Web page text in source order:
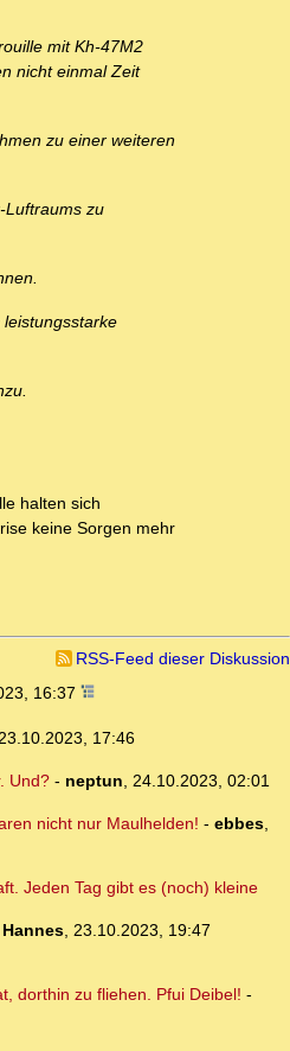
mit Kh-47M2
nicht einmal Zeit
zu einer weiteren
Luftraums zu
leistungsstarke
halten sich
keine Sorgen mehr
RSS-Feed dieser Diskussion
16:37
17:46
Und?- neptun, 24.10.2023, 02:01
nicht nur Maulhelden! - ebbes,
Jeden Tag gibt es (noch) kleine
Hannes, 23.10.2023, 19:47
dorthin zu fliehen. Pfui Deibel! -